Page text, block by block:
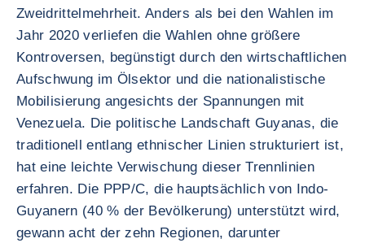
Zweidrittelmehrheit. Anders als bei den Wahlen im
Jahr 2020 verliefen die Wahlen ohne größere
Kontroversen, begünstigt durch den wirtschaftlichen
Aufschwung im Ölsektor und die nationalistische
Mobilisierung angesichts der Spannungen mit
Venezuela. Die politische Landschaft Guyanas, die
traditionell entlang ethnischer Linien strukturiert ist,
hat eine leichte Verwischung dieser Trennlinien
erfahren. Die PPP/C, die hauptsächlich von Indo-
Guyanern (40 % der Bevölkerung) unterstützt wird,
gewann acht der zehn Regionen, darunter